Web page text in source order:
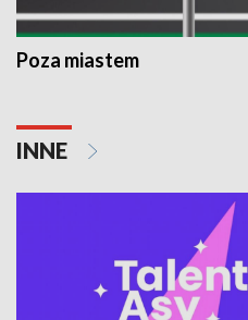
Poza miastem
INNE